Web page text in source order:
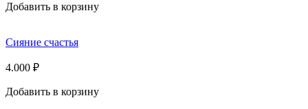
Добавить в корзину
Сияние счастья
4.000 ₽
Добавить в корзину